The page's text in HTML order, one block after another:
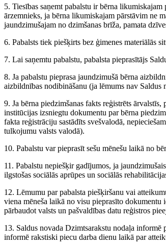
5. Tiesības saņemt pabalstu ir bērna
ārzemnieks, ja bērna likumiskajam pārstāvim ne
jaundzimušajam no dzimšanas brīža, pamata
6. Pabalsts tiek piešķirts bez ģimenes materiālās
7. Lai saņemtu pabalstu, pabalsta pieprasītājs
8. Ja pabalstu pieprasa jaundzimušā bērna
aizbildnības nodibināšanu (ja lēmums nav Saldus
9. Ja bērna piedzimšanas fakts reģistrēts
institūcijas izsniegtu dokumentu par bērna
fakta reģistrāciju sastādīts svešvalodā,
tulkojumu valsts valodā).
10. Pabalstu var pieprasīt sešu mēnešu laikā no
11. Pabalstu nepiešķir gadījumos, ja
ilgstošas sociālās aprūpes un sociālās
12. Lēmumu par pabalsta piešķiršanu vai
viena mēneša laikā no visu pieprasīto dokumentu
pārbaudot valsts un pašvaldības datu reģistros
13. Saldus novada Dzimtsarakstu nodaļa
informē rakstiski piecu darba dienu laikā par